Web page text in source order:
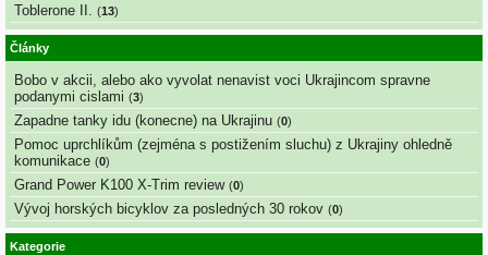
Toblerone II. (13)
Články
Bobo v akcii, alebo ako vyvolat nenavist voci Ukrajincom spravne
podanymi cislami (3)
Zapadne tanky idu (konecne) na Ukrajinu (0)
Pomoc uprchlíkům (zejména s postižením sluchu) z Ukrajiny ohledně
komunikace (0)
Grand Power K100 X-Trim review (0)
Vývoj horských bicyklov za posledných 30 rokov (0)
Kategorie